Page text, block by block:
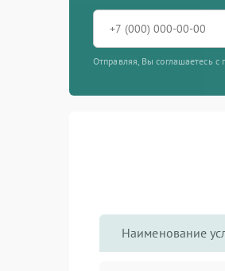
Отправляя, Вы соглашаетесь
Наименование